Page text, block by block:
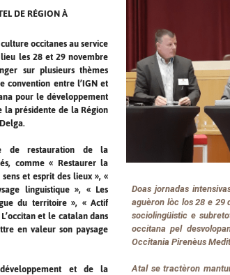
DE RÉGION À
occitanes au service
les 28 et 29 novembre
sur plusieurs thèmes
convention entre l’IGN et
pour le développement
la présidente de la Région
de restauration de la
comme « Restaurer la
et esprit des lieux », «
linguistique », « Les
du territoire », « Actif
et le catalan dans
en valeur son paysage
et de la
Doas jornadas
aguèron lòc los 28 e 29
sociolingüistic e
occitana pel
Occitania Pirenèus
Atal se tractèron